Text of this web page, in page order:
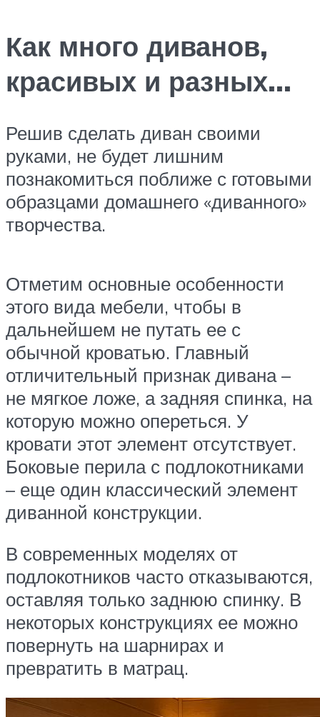
Как много диванов,
красивых и разных…
Решив сделать диван своими
руками, не будет лишним
познакомиться поближе с готовыми
образцами домашнего «диванного»
творчества.
Отметим основные особенности
этого вида мебели, чтобы в
дальнейшем не путать ее с
обычной кроватью. Главный
отличительный признак дивана –
не мягкое ложе, а задняя спинка, на
которую можно опереться. У
кровати этот элемент отсутствует.
Боковые перила с подлокотниками
– еще один классический элемент
диванной конструкции.
В современных моделях от
подлокотников часто отказываются,
оставляя только заднюю спинку. В
некоторых конструкциях ее можно
повернуть на шарнирах и
превратить в матрац.